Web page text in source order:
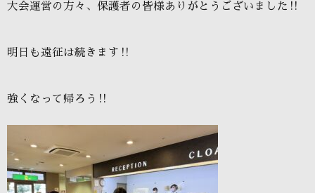
大会運営の方々、保護者の皆様ありがとうございました ‼️
明日も遠征は続きます ‼️
強くなって帰ろう ‼️